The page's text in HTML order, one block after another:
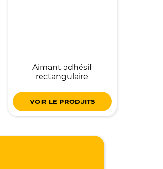
Aimant adhésif
rectangulaire
VOIR LE PRODUITS